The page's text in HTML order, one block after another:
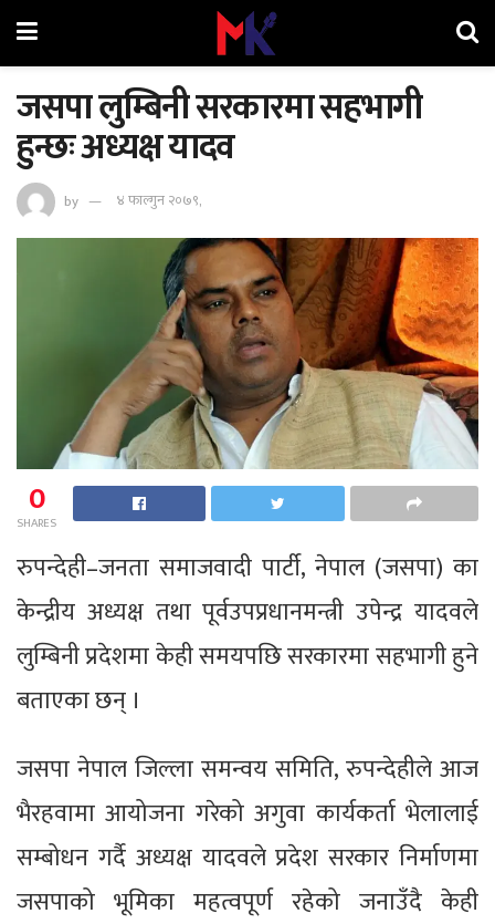
जसपा लुम्बिनी सरकारमा सहभागी
हुन्छः अध्यक्ष यादव
by ४ फाल्गुन २०७९,
0
SHARES
रुपन्देही–जनता समाजवादी पार्टी, नेपाल (जसपा) का
केन्द्रीय अध्यक्ष तथा पूर्वउपप्रधानमन्त्री उपेन्द्र यादवले
लुम्बिनी प्रदेशमा केही समयपछि सरकारमा सहभागी हुने
बताएका छन् ।
जसपा नेपाल जिल्ला समन्वय समिति, रुपन्देहीले आज
भैरहवामा आयोजना गरेको अगुवा कार्यकर्ता भेलालाई
सम्बोधन गर्दै अध्यक्ष यादवले प्रदेश सरकार निर्माणमा
जसपाको भूमिका महत्वपूर्ण रहेको जनाउँदै केही